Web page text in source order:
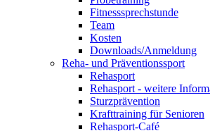
Fitnesssprechstunde
Team
Kosten
Downloads/Anmeldung
Reha- und Präventionssport
Rehasport
Rehasport - weitere
Sturzprävention
Krafttraining für Senioren
Rehasport-Café